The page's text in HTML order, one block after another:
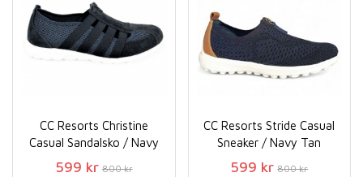
CC Resorts Christine
Casual Sandalsko / Navy
599 kr 800 kr
CC Resorts Stride Casual
Sneaker / Navy Tan
599 kr 800 kr